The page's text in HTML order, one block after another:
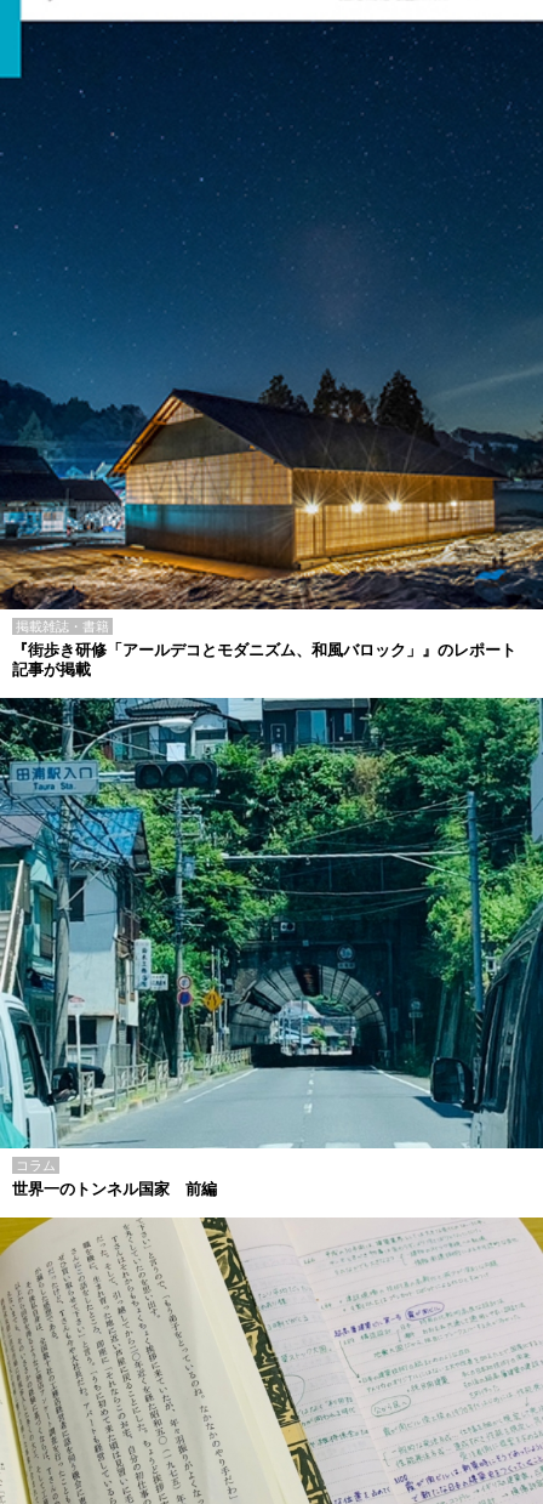
掲載雑誌・書籍
『街歩き研修「アールデコとモダニズム、和風バロック」』のレポート
記事が掲載
コラム
世界一のトンネル国家 前編